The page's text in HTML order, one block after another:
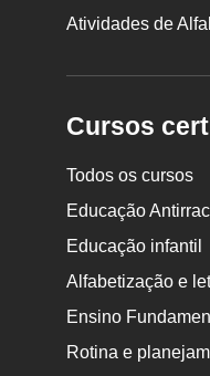
Atividades de
Cursos
Todos os cursos
Educação
Educação infantil
Alfabetização e
Ensino
Rotina e